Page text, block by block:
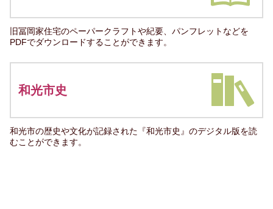
旧冨岡家住宅のペーパークラフトや紀要、パンフレットなどを
PDFでダウンロードすることができます。
和光市史
和光市の歴史や文化が記録された『和光市史』のデジタル版を読
むことができます。